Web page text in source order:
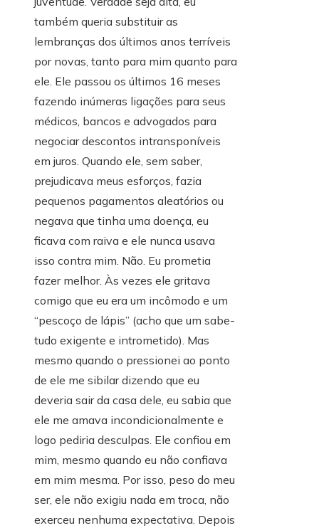
também queria substituir as
lembranças dos últimos anos terríveis
por novas, tanto para mim quanto para
ele. Ele passou os últimos 16 meses
fazendo inúmeras ligações para seus
médicos, bancos e advogados para
negociar descontos intransponíveis
em juros. Quando ele, sem saber,
prejudicava meus esforços, fazia
pequenos pagamentos aleatórios ou
negava que tinha uma doença, eu
ficava com raiva e ele nunca usava
isso contra mim. Não. Eu prometia
fazer melhor. Às vezes ele gritava
comigo que eu era um incômodo e um
“pescoço de lápis” (acho que um sabe-
tudo exigente e intrometido). Mas
mesmo quando o pressionei ao ponto
de ele me sibilar dizendo que eu
deveria sair da casa dele, eu sabia que
ele me amava incondicionalmente e
logo pediria desculpas. Ele confiou em
mim, mesmo quando eu não confiava
em mim mesma. Por isso, peso do meu
ser, ele não exigiu nada em troca, não
exerceu nenhuma expectativa. Depois